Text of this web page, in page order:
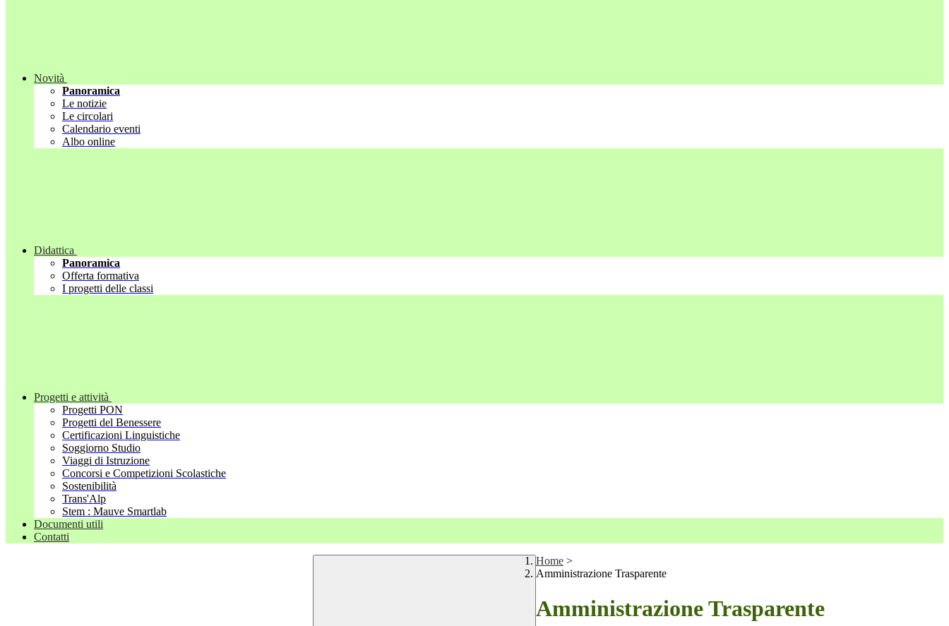
Novità
Panoramica
Le notizie
Le circolari
Calendario eventi
Albo online
Didattica
Panoramica
Offerta formativa
I progetti delle classi
Progetti e attività
Progetti PON
Progetti del Benessere
Certificazioni Linguistiche
Soggiorno Studio
Viaggi di Istruzione
Concorsi e Competizioni Scolastiche
Sostenibilità
Trans'Alp
Stem : Mauve Smartlab
Documenti utili
Contatti
Home >
Amministrazione Trasparente
Amministrazione Trasparente